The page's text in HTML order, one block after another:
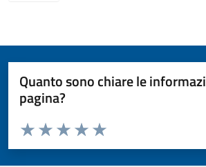
Quanto sono chiare le
pagina?
Valuta da 1 a 5 stelle la pagina
Valuta 5 stelle su 5
Valuta 4 stelle su 5
Valuta 3 stelle su 5
Valuta 2 stelle su 5
Valuta 1 stelle su 5